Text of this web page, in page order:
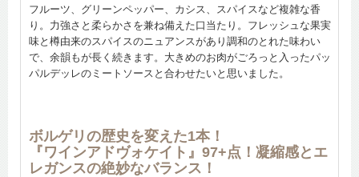
フルーツ、グリーンペッパー、カシス、スパイスなど複雑な香
り。力強さと柔らかさを兼ね備えた口当たり。フレッシュな果実
味と樽由来のスパイスのニュアンスがあり調和のとれた味わい
で、余韻もが長く続きます。大きめのお肉がごろっと入ったパッ
パルデッレのミートソースと合わせたいと思いました。
ボルゲリの歴史を変えた1本！
『ワインアドヴォケイト』97+点！凝縮感とエ
レガンスの絶妙なバランス！